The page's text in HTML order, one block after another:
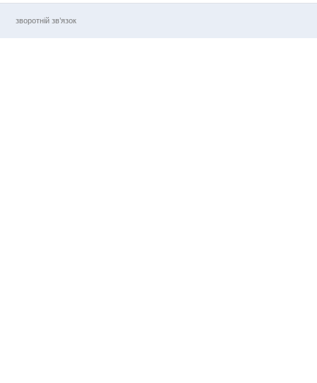
зворотній зв’язок